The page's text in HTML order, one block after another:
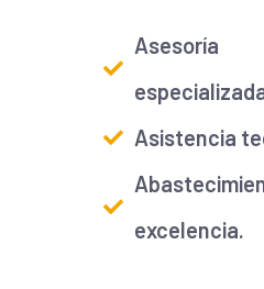
Asistencia
excelencia.